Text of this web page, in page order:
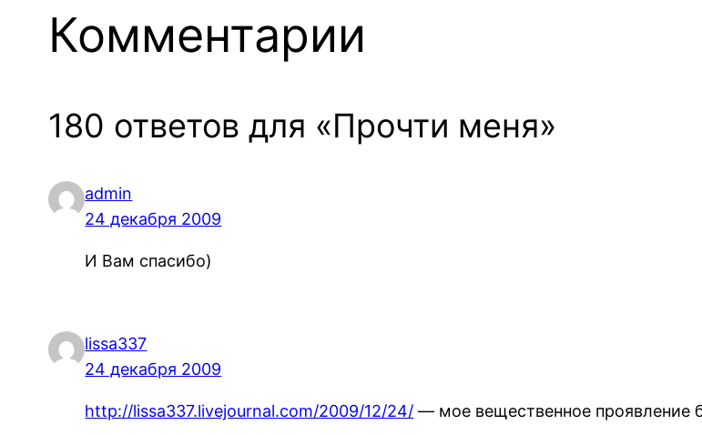
Комментарии
180 ответов для «Прочти меня»
admin
24 декабря 2009
И Вам спасибо)
lissa337
24 декабря 2009
http://lissa337.livejournal.com/2009/12/24/ — мое вещественное проявление